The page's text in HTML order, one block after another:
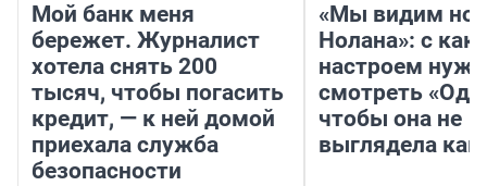
Мой банк меня
бережет. Журналист
хотела снять 200
тысяч, чтобы погасить
кредит, — к ней домой
приехала служба
безопасности
«Мы видим
Нолана»: с
настроем
смотреть
чтобы она не
выглядела как